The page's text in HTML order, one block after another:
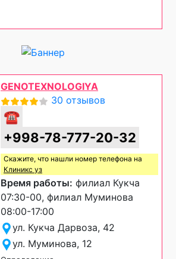
GENOTEXNOLOGIYA
30 отзывов
☎
+998-78-777-20-32
Скажите, что нашли номер телефона на
Клиникс уз
Время работы: филиал Кукча
07:30-00, филиал Муминова
08:00-17:00
ул. Кукча Дарвоза, 42
ул. Муминова, 12